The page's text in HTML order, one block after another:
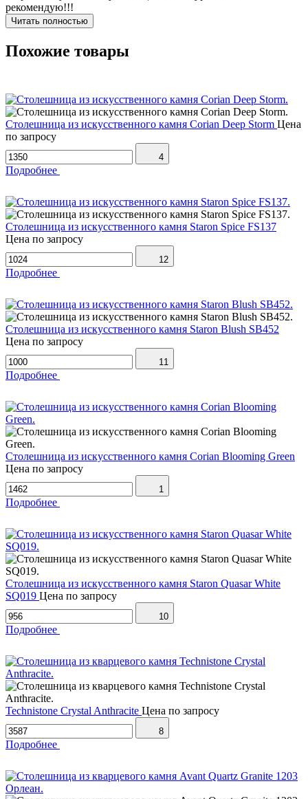
рекомендую!!!
Читать полностью
Похожие товары
Столешница из искусственного камня Corian Deep Storm Цена
по запросу
4
Подробнее
Столешница из искусственного камня Staron Spice FS137
Цена по запросу
12
Подробнее
Столешница из искусственного камня Staron Blush SB452
Цена по запросу
11
Подробнее
Столешница из искусственного камня Corian Blooming Green
Цена по запросу
1
Подробнее
Столешница из искусственного камня Staron Quasar White
SQ019 Цена по запросу
10
Подробнее
Technistone Crystal Anthracite Цена по запросу
8
Подробнее